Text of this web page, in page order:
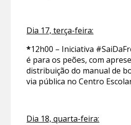
Dia 17, terça-feira:
*12h00 – Iniciativa
é para os peões, com
distribuição do manual de
via pública no Centro
Dia 18, quarta-feira: